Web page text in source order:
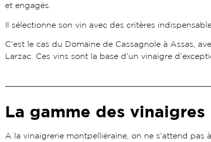
et engagés.
Il sélectionne son vin avec des critères
C’est le cas du Domaine de Cassagnole à Assas,
Larzac. Ces vins sont la base d’un vinaigre
La gamme des vinaigres
A la vinaigrerie montpelliéraine, on ne s’attend pas